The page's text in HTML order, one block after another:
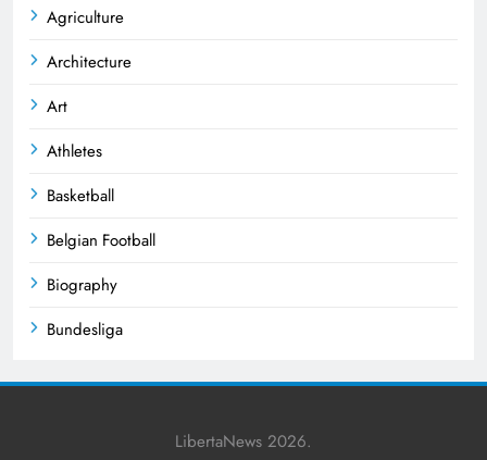
Agriculture
Architecture
Art
Athletes
Basketball
Belgian Football
Biography
Bundesliga
LibertaNews 2026.